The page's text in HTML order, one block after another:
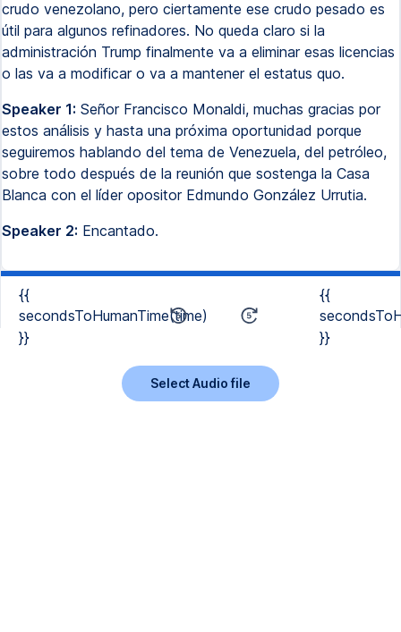
crudo venezolano, pero ciertamente ese crudo pesado es
útil para algunos refinadores. No queda claro si la
administración Trump finalmente va a eliminar esas licencias
o las va a modificar o va a mantener el estatus quo.
Speaker 1: Señor Francisco Monaldi, muchas gracias por
estos análisis y hasta una próxima oportunidad porque
seguiremos hablando del tema de Venezuela, del petróleo,
sobre todo después de la reunión que sostenga la Casa
Blanca con el líder opositor Edmundo González Urrutia.
Speaker 2: Encantado.
{{
secondsToHumanTime(time)
}}
{{
}}
Select Audio file